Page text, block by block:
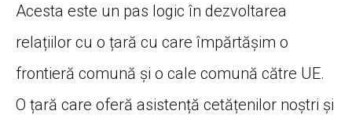
Acesta este un pas logic în dezvoltarea
relațiilor cu o țară cu care împărtășim o
frontieră comună și o cale comună către UE.
O țară care oferă asistență cetățenilor noștri și